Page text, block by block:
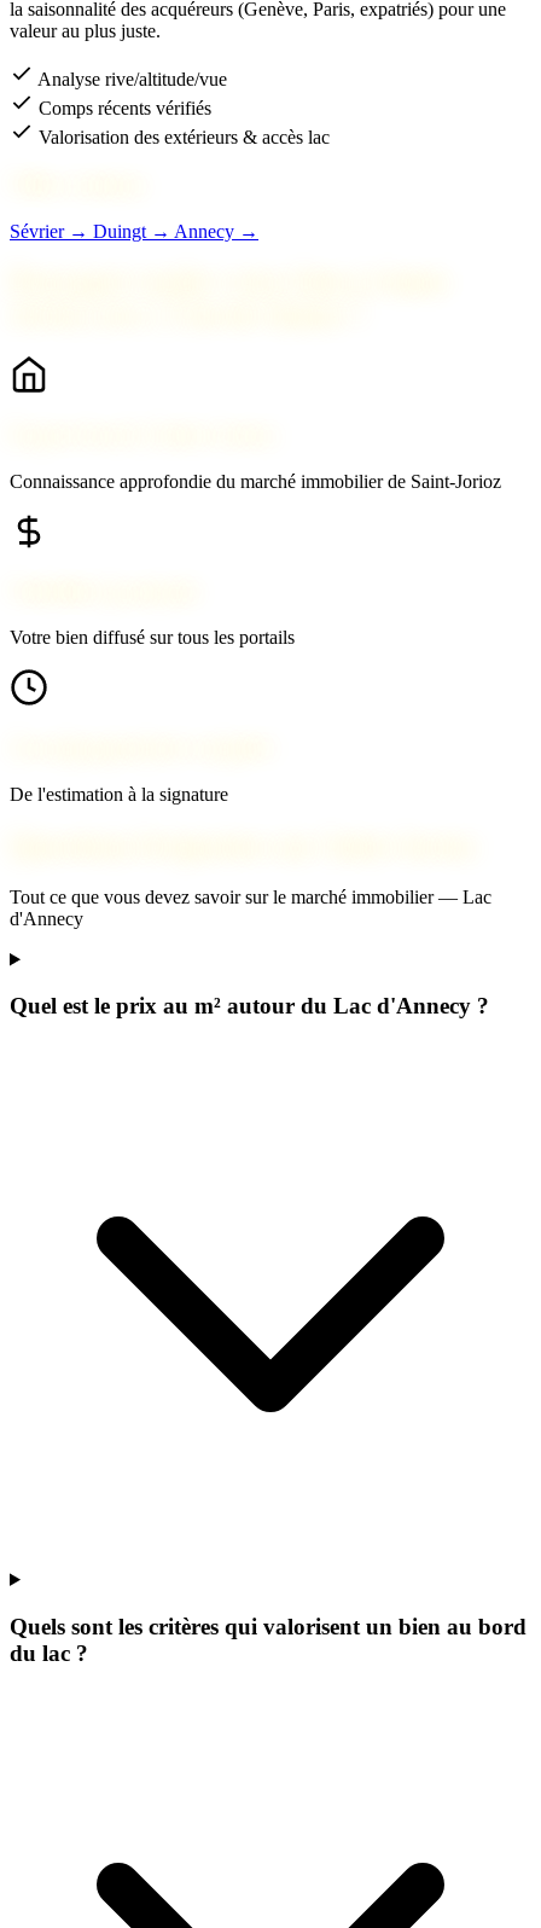
la saisonnalité des acquéreurs (Genève, Paris, expatriés) pour une
valeur au plus juste.
Analyse rive/altitude/vue
Comps récents vérifiés
Valorisation des extérieurs & accès lac
Sévrier → Duingt → Annecy →
Connaissance approfondie du marché immobilier de Saint-Jorioz
Votre bien diffusé sur tous les portails
De l'estimation à la signature
Tout ce que vous devez savoir sur le marché immobilier — Lac
d'Annecy
Quel est le prix au m² autour du Lac d'Annecy ?
Quels sont les critères qui valorisent un bien au bord
du lac ?